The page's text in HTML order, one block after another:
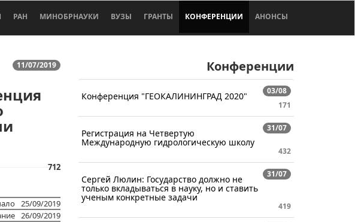
РАН МИНОБРНАУКИ ВУЗЫ ГРАНТЫ КОНФЕРЕНЦИИ АНОНСЫ
11/07/2019
712
25/09/2019
26/09/2019
Конференции
03/08
Конференция "ГЕОКАЛИНИНГРАД 2020"
171
31/07
Регистрация на Четвертую
Международную гидрологическую школу
432
31/07
Сергей Люлин: Государство должно не
только вкладываться в науку, но и ставить
ученым конкретные задачи
419